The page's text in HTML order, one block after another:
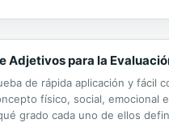
Adjetivos para la
de rápida aplicación y
físico, social, emocional
grado cada uno de ellos